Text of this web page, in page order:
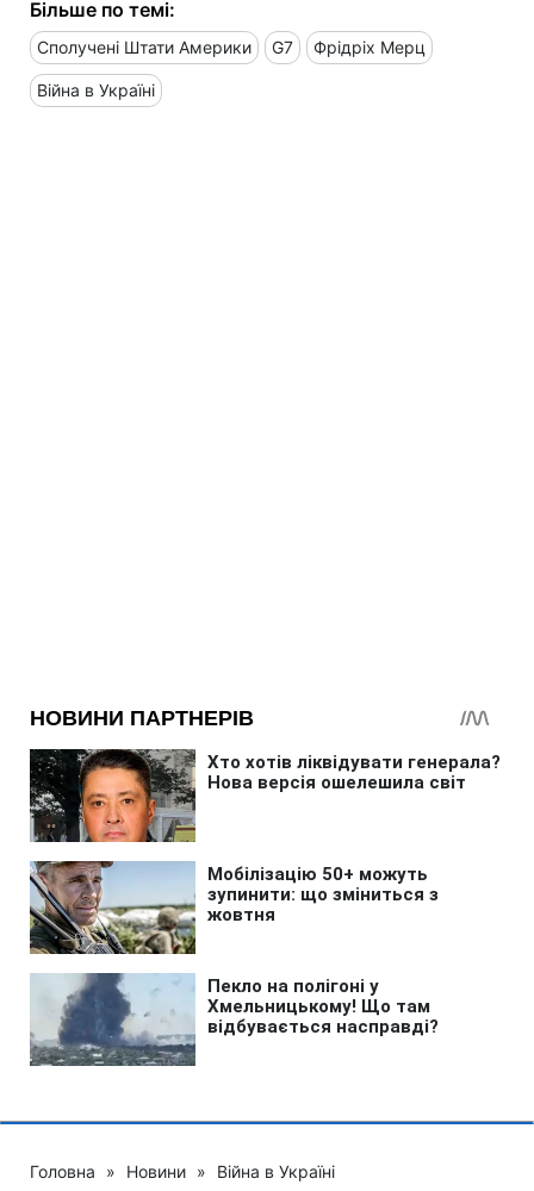
Більше по темі:
Сполучені Штати Америки G7 Фрідріх Мерц
Війна в Україні
Головна » Новини » Війна в Україні